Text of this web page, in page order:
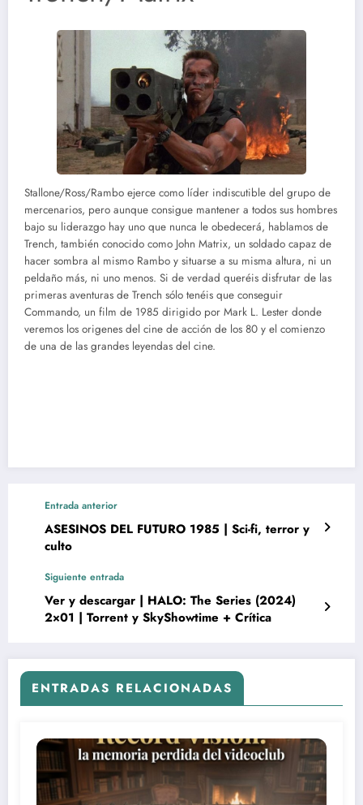
Stallone/Ross/Rambo ejerce como líder indiscutible del grupo de
mercenarios, pero aunque consigue mantener a todos sus hombres
bajo su liderazgo hay uno que nunca le obedecerá, hablamos de
Trench, también conocido como John Matrix, un soldado capaz de
hacer sombra al mismo Rambo y situarse a su misma altura, ni un
peldaño más, ni uno menos. Si de verdad queréis disfrutar de las
primeras aventuras de Trench sólo tenéis que conseguir
Commando, un film de 1985 dirigido por Mark L. Lester donde
veremos los origenes del cine de acción de los 80 y el comienzo
de una de las grandes leyendas del cine.
Entrada anterior
ASESINOS DEL FUTURO 1985 | Sci-fi, terror y
culto
Siguiente entrada
Ver y descargar | HALO: The Series (2024)
2×01 | Torrent y SkyShowtime + Crítica
ENTRADAS RELACIONADAS